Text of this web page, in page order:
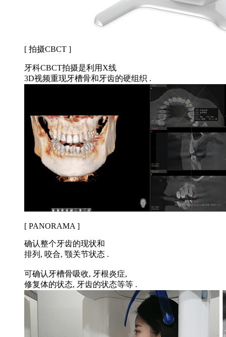
[ 拍摄CBCT ]
牙科CBCT拍摄是利用X线
3D视频重现牙槽骨和牙齿的硬组织 .
[ PANORAMA ]
确认整个牙齿的现状和
排列, 咬合, 颚关节状态 .
可确认牙槽骨吸收, 牙根炎症,
修复体的状态, 牙齿的状态等等 .